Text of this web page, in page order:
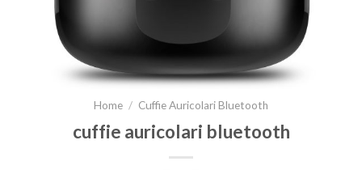
Home / Cuffie Auricolari Bluetooth
cuffie auricolari bluetooth